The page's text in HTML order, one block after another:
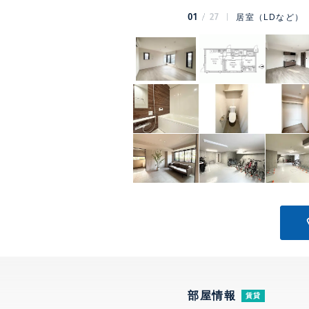
01 27 居室（LDなど）
部屋情報 賃貸